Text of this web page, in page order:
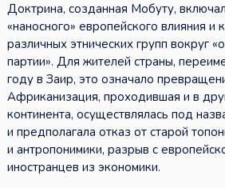
Доктрина, созданная Мобуту,
«наносного» европейского влияния и
различных этнических групп вокруг
партии». Для жителей страны,
году в Заир, это означало
Африканизация, проходившая и в
континента, осуществлялась под
и предполагала отказ от старой
и антропонимики, разрыв с
иностранцев из экономики.